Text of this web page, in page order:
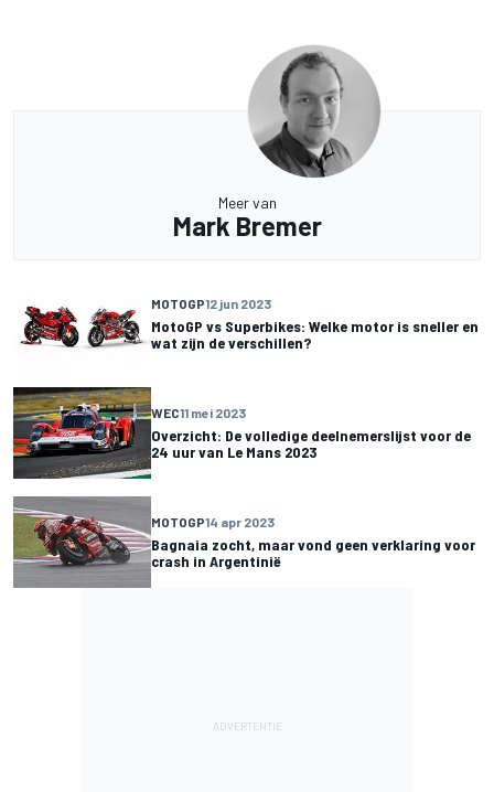
Meer van
Mark Bremer
MOTOGP12 jun 2023
MotoGP vs Superbikes: Welke motor is sneller en
wat zijn de verschillen?
WEC11 mei 2023
Overzicht: De volledige deelnemerslijst voor de
24 uur van Le Mans 2023
MOTOGP14 apr 2023
Bagnaia zocht, maar vond geen verklaring voor
crash in Argentinië